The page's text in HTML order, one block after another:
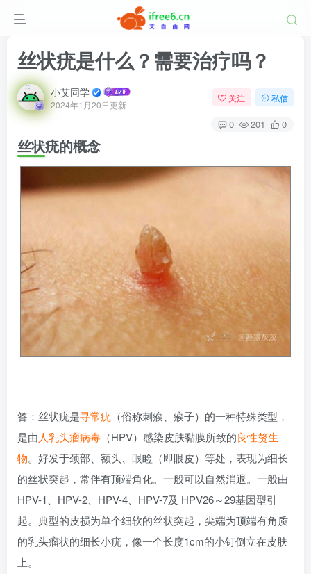
丝状疣是什么？需要治疗吗？
小艾同学
2024年1月20日更新
关注 私信
0 201 0
丝状疣的概念
答：丝状疣是寻常疣 （俗称刺瘊、瘊子）的一种特殊类型，
是由人乳头瘤病毒 （HPV）感染皮肤黏膜所致的良性赘生
物。好发于颈部、额头、眼睑（即眼皮）等处，表现为细长
的丝状突起，常伴有顶端角化。一般可以自然消退。一般由
HPV-1、HPV-2、HPV-4、HPV-7及 HPV26～29基因型引
起。典型的皮损为单个细软的丝状突起，尖端为顶端有角质
的乳头瘤状的细长小疣，像一个长度1cm的小钉倒立在皮肤
上。